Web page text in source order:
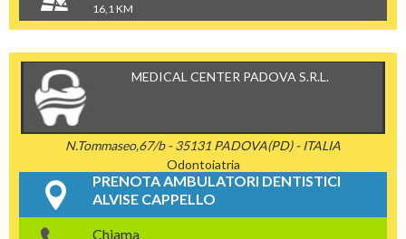
16,1 KM
MEDICAL CENTER PADOVA S.R.L.
N.Tommaseo,67/b - 35131 PADOVA(PD) - ITALIA
Odontoiatria
PRENOTA AMBULATORI DENTISTICI
ALVISE CAPPELLO
Chiama